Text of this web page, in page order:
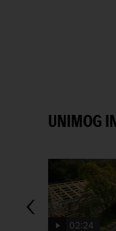
UNIMOG
02:24